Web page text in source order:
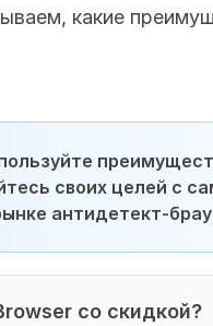
какие
своих целей с
антидетект-
со скидкой?